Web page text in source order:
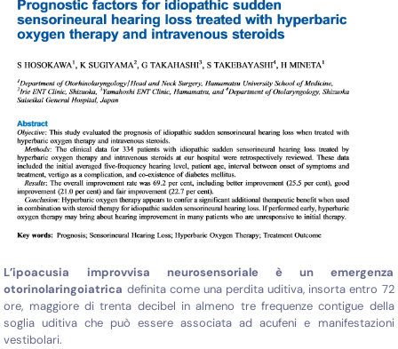
L’ipoacusia improvvisa neurosensoriale è un emergenza
otorinolaringoiatrica definita come una perdita uditiva, insorta entro 72
ore, maggiore di trenta decibel in almeno tre frequenze contigue della
soglia uditiva che può essere associata ad acufeni e manifestazioni
vestibolari.